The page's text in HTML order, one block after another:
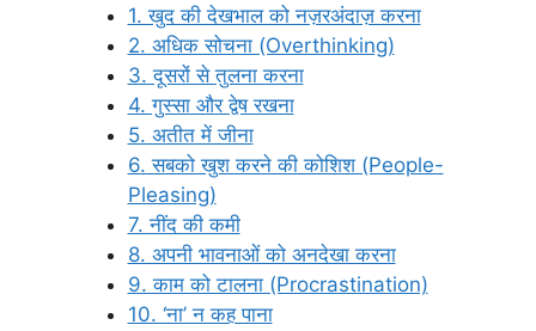
1. खुद की देखभाल को नज़रअंदाज़ करना
2. अधिक सोचना (Overthinking)
3. दूसरों से तुलना करना
4. गुस्सा और द्वेष रखना
5. अतीत में जीना
6. सबको खुश करने की कोशिश (People-
Pleasing)
7. नींद की कमी
8. अपनी भावनाओं को अनदेखा करना
9. काम को टालना (Procrastination)
10. ‘ना’ न कह पाना